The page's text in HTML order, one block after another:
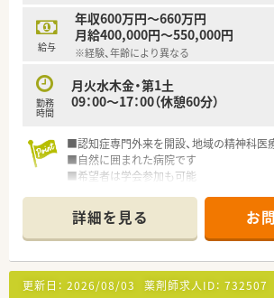
給与
年収600万円～660万円
月給400,000円～550,000円
※経験、年齢により異なる
勤務
時間
月火水木金・第1土
09：00～17：00（休憩60分）
■認知症専門外来を開設、地域の精神科医
■自然に囲まれた病院です
■希望者は学会参加も可能
詳細を見る お
更新日： 2026/08/03 薬剤師求人ID： 732507